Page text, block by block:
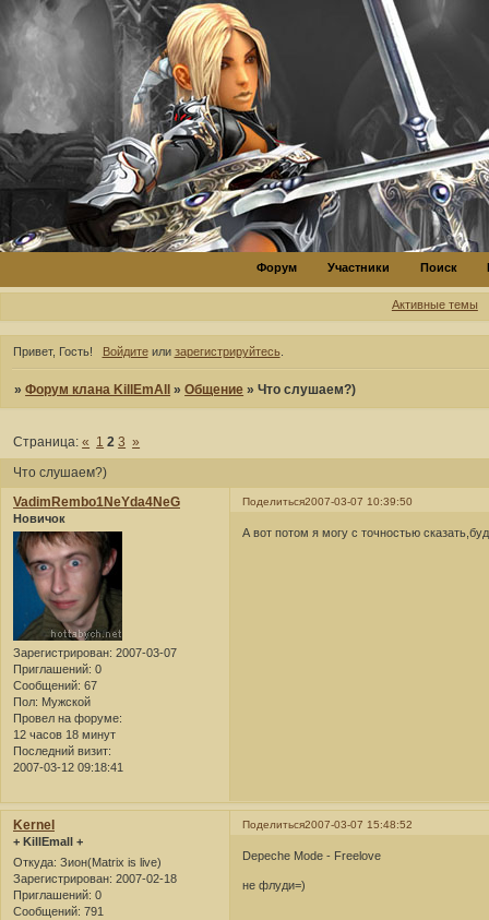
Форум Участники Поиск
Активные темы
Привет, Гость! Войдитеили зарегистрируйтесь.
»Форум клана KillEmAll »Общение »Что слушаем?)
Что слушаем?)
Страница:« 1 2 3 »
Поделиться2007-03-07 10:39:50
VadimRembo1NeYda4NeG
Новичок
Зарегистрирован: 2007-03-07
Приглашений: 0
Сообщений: 67
Пол: Мужской
Провел на форуме:
12 часов 18 минут
Последний визит:
2007-03-12 09:18:41
А вот потом я могу с точностью
Поделиться2007-03-07 15:48:52
Kernel
+ KillEmall +
Откуда: Зион(Matrix is live)
Зарегистрирован: 2007-02-18
Приглашений: 0
Сообщений: 791
Depeche Mode - Freelove
не флуди=)